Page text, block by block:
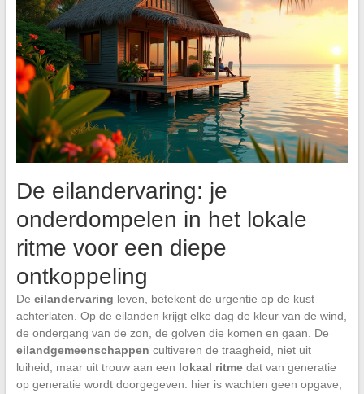
De eilandervaring: je
onderdompelen in het lokale
ritme voor een diepe
ontkoppeling
De eilandervaring leven, betekent de urgentie op de kust
achterlaten. Op de eilanden krijgt elke dag de kleur van de wind,
de ondergang van de zon, de golven die komen en gaan. De
eilandgemeenschappen cultiveren de traagheid, niet uit
luiheid, maar uit trouw aan een lokaal ritmedat van generatie
op generatie wordt doorgegeven: hier is wachten geen opgave,